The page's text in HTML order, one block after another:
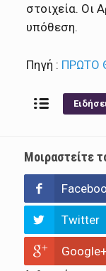
στοιχεία. Οι
υπόθεση.
Πηγή : ΠΡΩΤΟ
Μοιραστείτε
Twitter
Google+